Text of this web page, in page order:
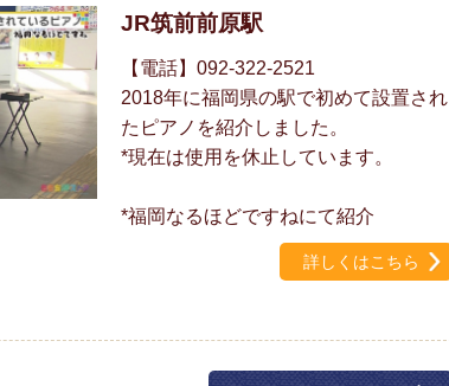
JR筑前前原駅
【電話】092-322-2521
2018年に福岡県の駅で初めて設置され
たピアノを紹介しました。
*現在は使用を休止しています。
*福岡なるほどですねにて紹介
詳しくはこちら